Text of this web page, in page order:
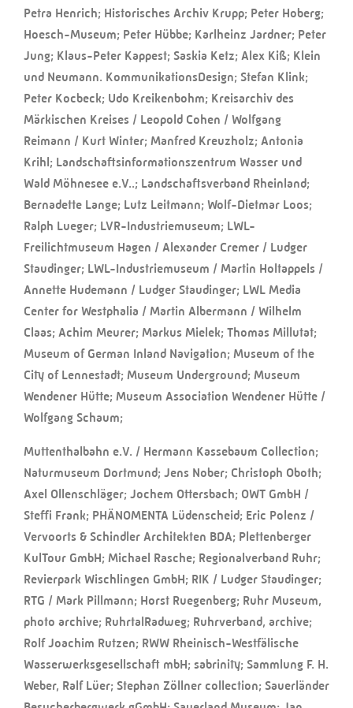
Petra Henrich; Historisches Archiv Krupp; Peter Hoberg;
Hoesch-Museum; Peter Hübbe; Karlheinz Jardner; Peter
Jung; Klaus-Peter Kappest; Saskia Ketz; Alex Kiß; Klein
und Neumann. KommunikationsDesign; Stefan Klink;
Peter Kocbeck; Udo Kreikenbohm; Kreisarchiv des
Märkischen Kreises / Leopold Cohen / Wolfgang
Reimann / Kurt Winter; Manfred Kreuzholz; Antonia
Krihl; Landschaftsinformationszentrum Wasser und
Wald Möhnesee e.V..; Landschaftsverband Rheinland;
Bernadette Lange; Lutz Leitmann; Wolf-Dietmar Loos;
Ralph Lueger; LVR-Industriemuseum; LWL-
Freilichtmuseum Hagen / Alexander Cremer / Ludger
Staudinger; LWL-Industriemuseum / Martin Holtappels /
Annette Hudemann / Ludger Staudinger; LWL Media
Center for Westphalia / Martin Albermann / Wilhelm
Claas; Achim Meurer; Markus Mielek; Thomas Millutat;
Museum of German Inland Navigation; Museum of the
City of Lennestadt; Museum Underground; Museum
Wendener Hütte; Museum Association Wendener Hütte /
Wolfgang Schaum;
Muttenthalbahn e.V. / Hermann Kassebaum Collection;
Naturmuseum Dortmund; Jens Nober; Christoph Oboth;
Axel Ollenschläger; Jochem Ottersbach; OWT GmbH /
Steffi Frank; PHÄNOMENTA Lüdenscheid; Eric Polenz /
Vervoorts & Schindler Architekten BDA; Plettenberger
KulTour GmbH; Michael Rasche; Regionalverband Ruhr;
Revierpark Wischlingen GmbH; RIK / Ludger Staudinger;
RTG / Mark Pillmann; Horst Ruegenberg; Ruhr Museum,
photo archive; RuhrtalRadweg; Ruhrverband, archive;
Rolf Joachim Rutzen; RWW Rheinisch-Westfälische
Wasserwerksgesellschaft mbH; sabrinity; Sammlung F. H.
Weber, Ralf Lüer; Stephan Zöllner collection; Sauerländer